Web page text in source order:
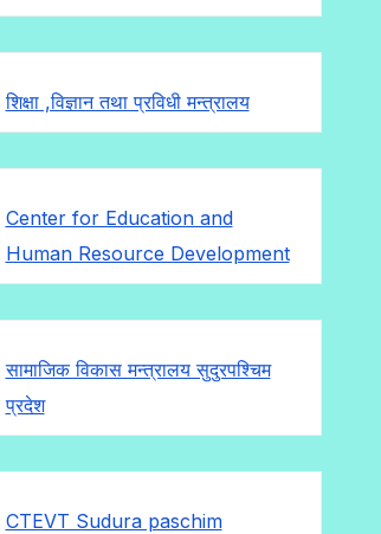
शिक्षा ,विज्ञान तथा प्रविधी मन्त्रालय
Center for Education and
Human Resource Development
सामाजिक विकास मन्त्रालय सुदुरपश्चिम
प्रदेश
CTEVT Sudura paschim